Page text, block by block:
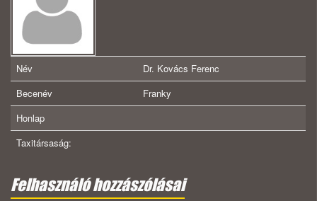
Név
Dr. Kovács Ferenc
Becenév
Franky
Honlap
Taxitársaság:
Felhasználó hozzászólásai